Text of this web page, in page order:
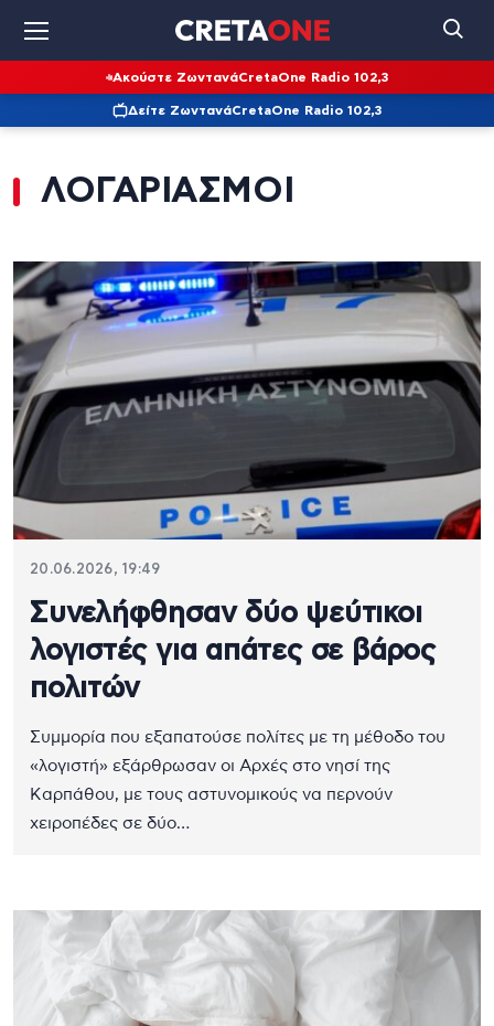
Ακούστε ΖωντανάCretaOne Radio 102,3
Δείτε ΖωντανάCretaOne Radio 102,3
ΛΟΓΑΡΙΑΣΜΟΙ
20.06.2026, 19:49
Συνελήφθησαν δύο ψεύτικοι
λογιστές για απάτες σε βάρος
πολιτών
Συμμορία που εξαπατούσε πολίτες με τη μέθοδο του
«λογιστή» εξάρθρωσαν οι Αρχές στο νησί της
Καρπάθου, με τους αστυνομικούς να περνούν
χειροπέδες σε δύο…